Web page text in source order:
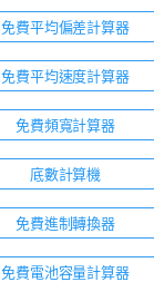
免費平均偏差計算器
免費平均速度計算器
免費頻寬計算器
底數計算機
免費進制轉換器
免費電池容量計算器